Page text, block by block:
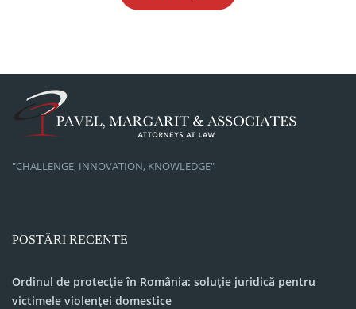
"CHALLENGE, INNOVATION, KNOWLEDGE"
POSTĂRI RECENTE
Ordinul de protecție în România: soluție juridică pentru
victimele violenței domestice